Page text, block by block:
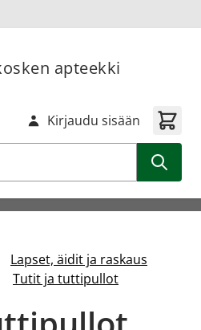
apteekki
Kirjaudu sisään
Lapset, äidit ja raskaus
Tutit ja tuttipullot